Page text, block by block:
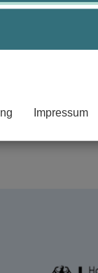
Impressum